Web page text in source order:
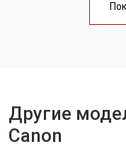
Чистка матрицы
Другие
Canon